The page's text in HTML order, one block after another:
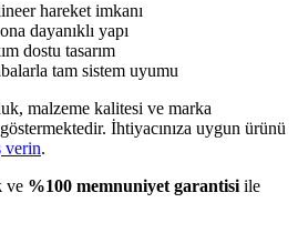
hareket imkanı
dayanıklı yapı
dostu tasarım
tam sistem uyumu
malzeme kalitesi ve marka
İhtiyacınıza uygun ürünü
verin.
ve %100 memnuniyet garantisi ile